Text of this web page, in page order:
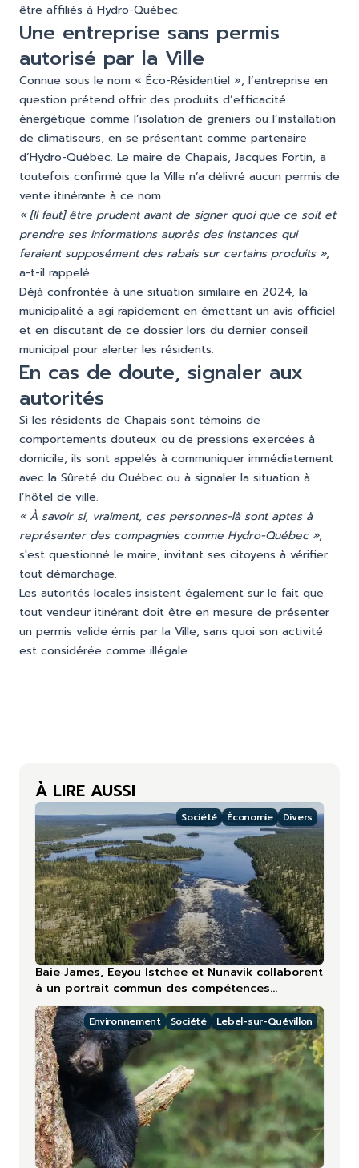
être affiliés à Hydro-Québec.
Une entreprise sans permis
autorisé par la Ville
Connue sous le nom « Éco-Résidentiel », l’entreprise en
question prétend offrir des produits d’efficacité
énergétique comme l’isolation de greniers ou l’installation
de climatiseurs, en se présentant comme partenaire
d’Hydro-Québec. Le maire de Chapais, Jacques Fortin, a
toutefois confirmé que la Ville n’a délivré aucun permis de
vente itinérante à ce nom.
« [Il faut] être prudent avant de signer quoi que ce soit et
prendre ses informations auprès des instances qui
feraient supposément des rabais sur certains produits »,
a-t-il rappelé.
Déjà confrontée à une situation similaire en 2024, la
municipalité a agi rapidement en émettant un avis officiel
et en discutant de ce dossier lors du dernier conseil
municipal pour alerter les résidents.
En cas de doute, signaler aux
autorités
Si les résidents de Chapais sont témoins de
comportements douteux ou de pressions exercées à
domicile, ils sont appelés à communiquer immédiatement
avec la Sûreté du Québec ou à signaler la situation à
l’hôtel de ville.
« À savoir si, vraiment, ces personnes-là sont aptes à
représenter des compagnies comme Hydro-Québec »,
s'est questionné le maire, invitant ses citoyens à vérifier
tout démarchage.
Les autorités locales insistent également sur le fait que
tout vendeur itinérant doit être en mesure de présenter
un permis valide émis par la Ville, sans quoi son activité
est considérée comme illégale.
À LIRE AUSSI
Société Économie Divers
Baie‑James, Eeyou Istchee et Nunavik collaborent
à un portrait commun des compétences
touristiques
Environnement Société Lebel-sur-Quévillon